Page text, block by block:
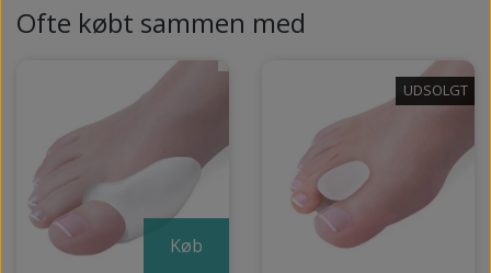
Ofte købt sammen med
Køb
UDSOLGT